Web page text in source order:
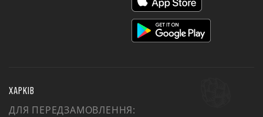
ХАРКІВ
ДЛЯ ПЕРЕДЗАМОВЛЕННЯ: